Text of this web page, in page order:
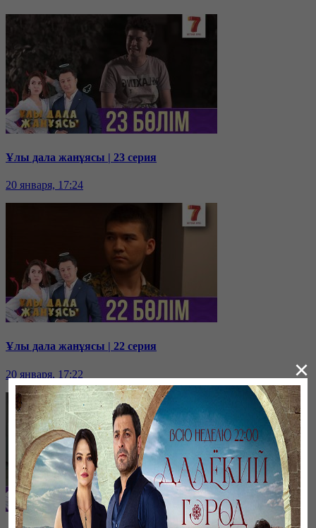
Ұлы дала жанұясы | 23 серия
20 января, 17:24
Ұлы дала жанұясы | 22 серия
20 января, 17:22 ×